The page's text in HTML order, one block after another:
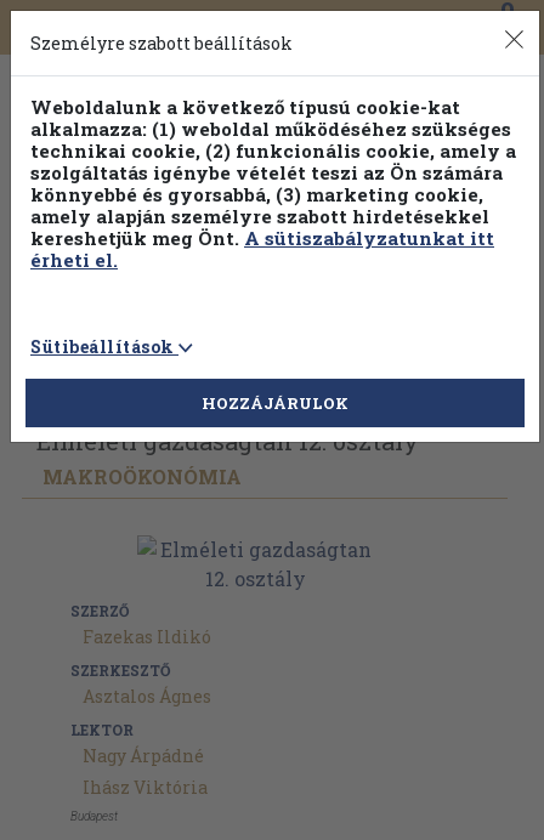
Toggle
navigation
0
Vissza az előző oldalra Válasszon példányt
Elméleti gazdaságtan 12. osztály
MAKROÖKONÓMIA
SZERZŐ
Fazekas Ildikó
SZERKESZTŐ
Asztalos Ágnes
LEKTOR
Nagy Árpádné
Ihász Viktória
Budapest
Személyre szabott beállítások
Weboldalunk a következő típusú cookie-kat
alkalmazza: (1) weboldal működéséhez szükséges
technikai cookie, (2) funkcionális cookie, amely a
szolgáltatás igénybe vételét teszi az Ön számára
könnyebbé és gyorsabbá, (3) marketing cookie,
amely alapján személyre szabott hirdetésekkel
kereshetjük meg Önt. A sütiszabályzatunkat itt
érheti el.
Sütibeállítások
HOZZÁJÁRULOK